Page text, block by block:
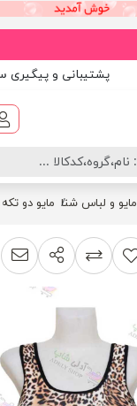
پشتیبانی و پیگیری سفارش
مایو و لباس شنا مایو دو
افزودن به لیست
اشتراک